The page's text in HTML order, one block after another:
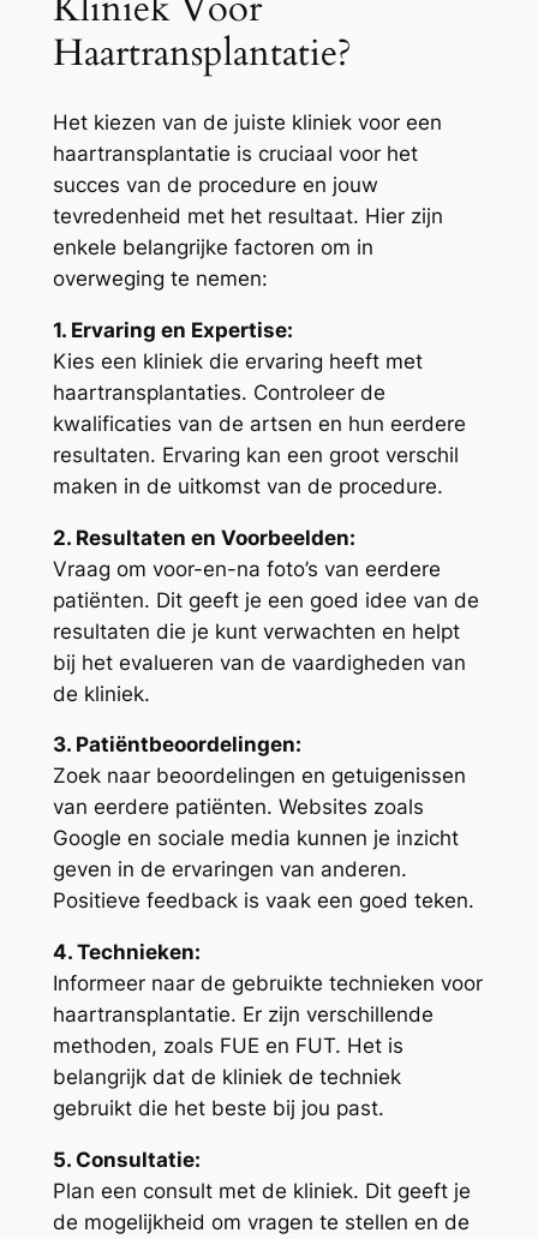
Haartransplantatie?
Het kiezen van de juiste kliniek voor een
haartransplantatie is cruciaal voor het
succes van de procedure en jouw
tevredenheid met het resultaat. Hier zijn
enkele belangrijke factoren om in
overweging te nemen:
1. Ervaring en Expertise:
Kies een kliniek die ervaring heeft met
haartransplantaties. Controleer de
kwalificaties van de artsen en hun eerdere
resultaten. Ervaring kan een groot verschil
maken in de uitkomst van de procedure.
2. Resultaten en Voorbeelden:
Vraag om voor-en-na foto’s van eerdere
patiënten. Dit geeft je een goed idee van de
resultaten die je kunt verwachten en helpt
bij het evalueren van de vaardigheden van
de kliniek.
3. Patiëntbeoordelingen:
Zoek naar beoordelingen en getuigenissen
van eerdere patiënten. Websites zoals
Google en sociale media kunnen je inzicht
geven in de ervaringen van anderen.
Positieve feedback is vaak een goed teken.
4. Technieken:
Informeer naar de gebruikte technieken voor
haartransplantatie. Er zijn verschillende
methoden, zoals FUE en FUT. Het is
belangrijk dat de kliniek de techniek
gebruikt die het beste bij jou past.
5. Consultatie:
Plan een consult met de kliniek. Dit geeft je
de mogelijkheid om vragen te stellen en de